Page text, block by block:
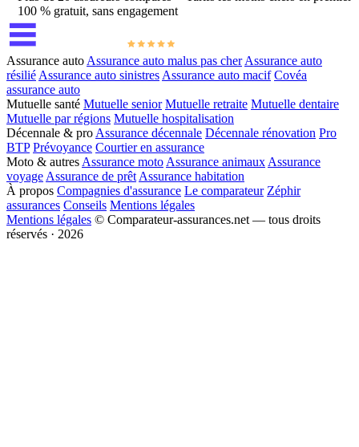
100 % gratuit, sans engagement
Assurance auto Assurance auto malus pas cher Assurance auto
résilié Assurance auto sinistres Assurance auto macif Covéa
assurance auto
Mutuelle santé Mutuelle senior Mutuelle retraite Mutuelle dentaire
Mutuelle par régions Mutuelle hospitalisation
Décennale & pro Assurance décennale Décennale rénovation Pro
BTP Prévoyance Courtier en assurance
Moto & autres Assurance moto Assurance animaux Assurance
voyage Assurance de prêt Assurance habitation
À propos Compagnies d'assurance Le comparateur Zéphir
assurances Conseils Mentions légales
Mentions légales © Comparateur-assurances.net — tous droits
réservés · 2026